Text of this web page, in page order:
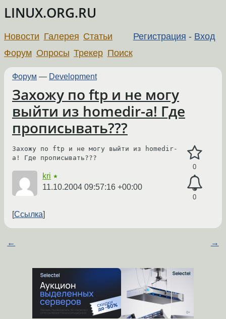
LINUX.ORG.RU
Регистрация - Вход
Новости Галерея Статьи
Форум Опросы Трекер Поиск
Форум — Development
Захожу по ftp и не могу
выйти из homedir-a! Где
прописывать???
0
0
Захожу по ftp и не могу выйти из homedir-
a! Где прописывать???
kri ★
11.10.2004 09:57:16 +00:00
Ссылка
← →